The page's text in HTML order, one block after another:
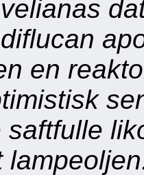
en
saftfulle